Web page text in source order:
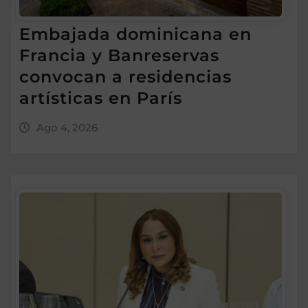
Embajada dominicana en
Francia y Banreservas
convocan a residencias
artísticas en París
Ago 4, 2026